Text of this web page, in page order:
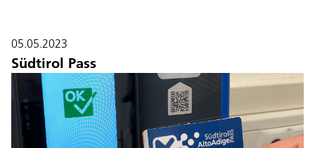
05.05.2023
Südtirol Pass